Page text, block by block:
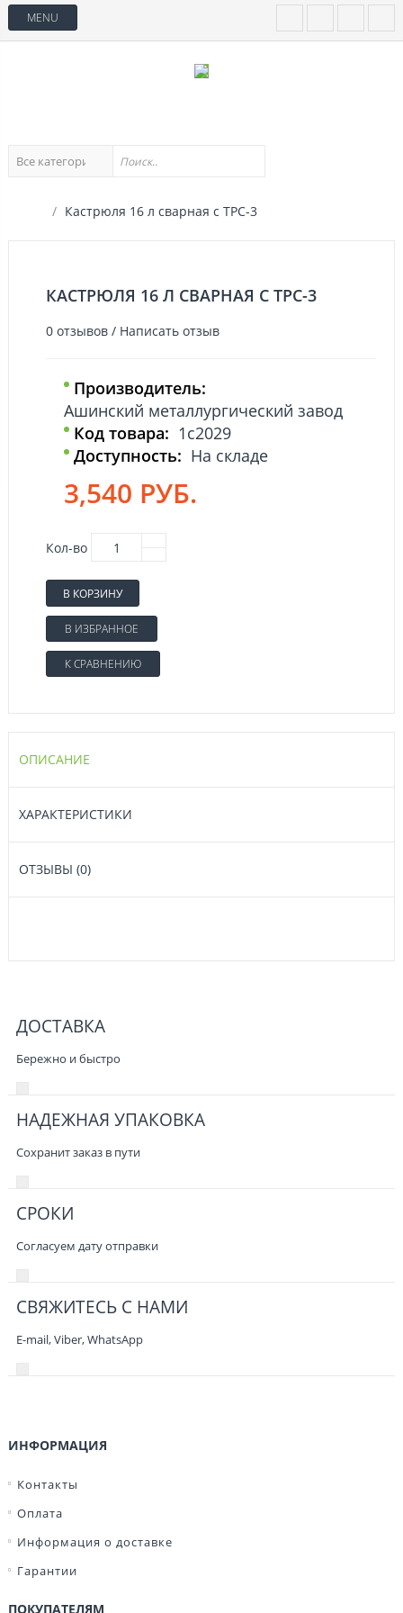
MENU
Кастрюля 16 л сварная с ТРС-3
КАСТРЮЛЯ 16 Л СВАРНАЯ С ТРС-3
0 отзывов / Написать отзыв
Производитель:
Ашинский металлургический завод
Код товара: 1с2029
Доступность: На складе
3,540 РУБ.
Кол-во
В КОРЗИНУ
В ИЗБРАННОЕ
К СРАВНЕНИЮ
ОПИСАНИЕ
ХАРАКТЕРИСТИКИ
ОТЗЫВЫ (0)
ДОСТАВКА
Бережно и быстро
НАДЕЖНАЯ УПАКОВКА
Сохранит заказ в пути
СРОКИ
Согласуем дату отправки
СВЯЖИТЕСЬ С НАМИ
E-mail, Viber,WhatsApp
ИНФОРМАЦИЯ
Контакты
Оплата
Информация о доставке
Гарантии
ПОКУПАТЕЛЯМ